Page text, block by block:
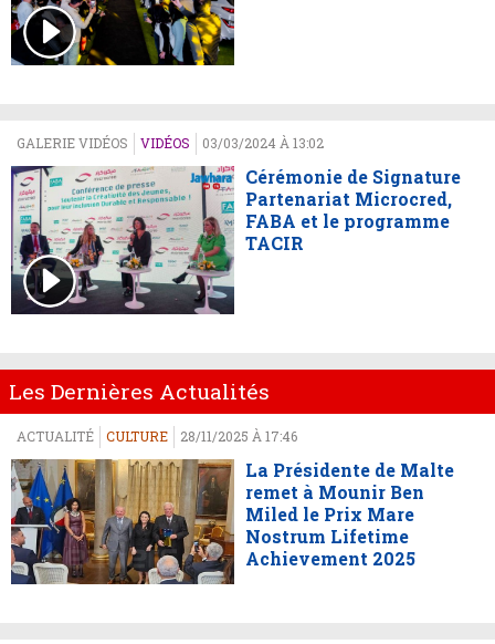
GALERIE VIDÉOS VIDÉOS 03/03/2024 À 13:02
Cérémonie de Signature
Partenariat Microcred,
FABA et le programme
TACIR
Les Dernières Actualités
ACTUALITÉ CULTURE 28/11/2025 À 17:46
La Présidente de Malte
remet à Mounir Ben
Miled le Prix Mare
Nostrum Lifetime
Achievement 2025